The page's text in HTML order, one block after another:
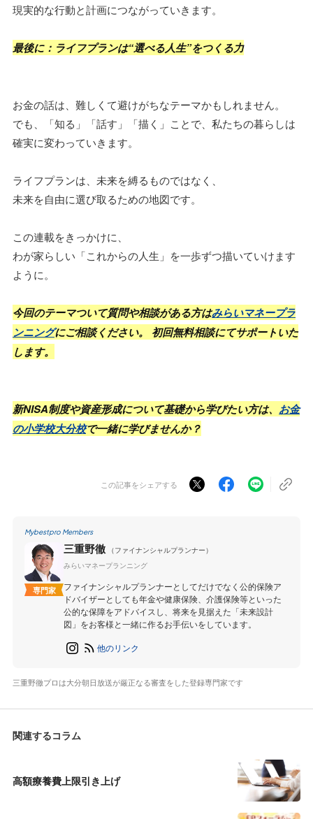
現実的な行動と計画につながっていきます。
最後に：ライフプランは“選べる人生”をつくる力
お金の話は、難しくて避けがちなテーマかもしれません。
でも、「知る」「話す」「描く」ことで、私たちの暮らしは
確実に変わっていきます。
ライフプランは、未来を縛るものではなく、
未来を自由に選び取るための地図です。
この連載をきっかけに、
わが家らしい「これからの人生」を一歩ずつ描いていけます
ように。
今回のテーマついて質問や相談がある方はみらいマネープラ
ンニングにご相談ください。 初回無料相談にてサポートいた
します。
新NISA制度や資産形成について基礎から学びたい方は、 お金
の小学校大分校で一緒に学びませんか？
この記事をシェアする
Mybestpro Members
専門家
三重野徹
（ファイナンシャルプランナー）
みらいマネープランニング
ファイナンシャルプランナーとしてだけでなく公的保険ア
ドバイザーとしても年金や健康保険、介護保険等といった
公的な保障をアドバイスし、将来を見据えた「未来設計
図」をお客様と一緒に作るお手伝いをしています。
他のリンク
三重野徹プロは大分朝日放送が厳正なる審査をした登録専門家です
関連するコラム
高額療養費上限引き上げ